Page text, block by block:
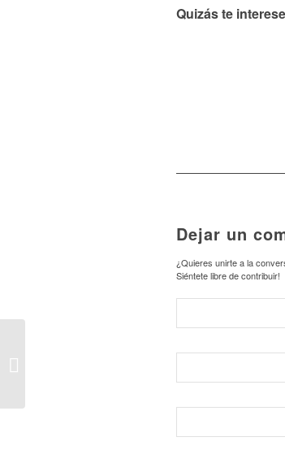
Quizás te interese
Dejar un
¿Quieres unirte a la
Siéntete libre de contribuir!